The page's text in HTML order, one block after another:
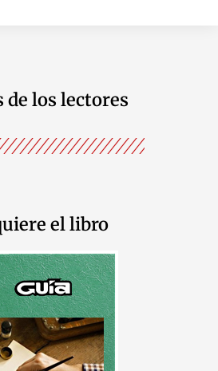
de los lectores
el libro